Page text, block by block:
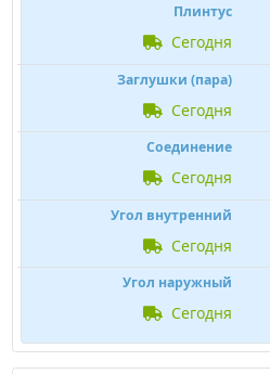
Плинтус
сегодня
Заглушки (пара)
сегодня
Соединение
сегодня
Угол внутренний
сегодня
Угол наружный
сегодня